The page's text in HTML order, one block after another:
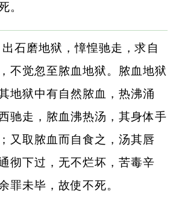
。
石磨地狱，慞惶驰走，求自
不觉忽至脓血地狱。脓血地狱
地狱中有自然脓血，热沸涌
驰走，脓血沸热汤，其身体手
又取脓血而自食之，汤其唇
彻下过，无不烂坏，苦毒辛
罪未毕，故使不死。